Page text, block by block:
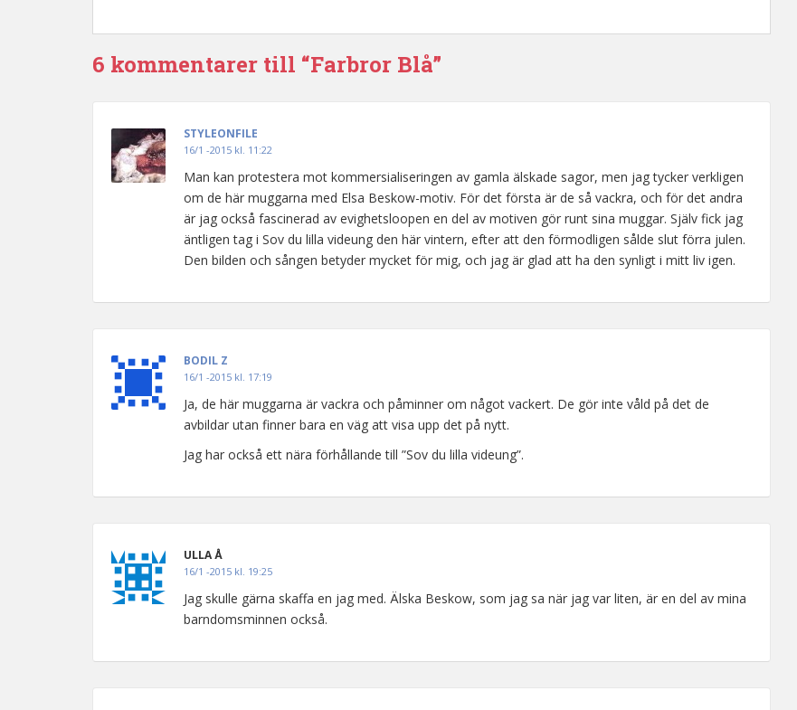
6 kommentarer till “Farbror Blå”
STYLEONFILE
16/1 -2015 kl. 11:22
Man kan protestera mot kommersialiseringen av gamla älskade sagor, men jag tycker verkligen
om de här muggarna med Elsa Beskow-motiv. För det första är de så vackra, och för det andra
är jag också fascinerad av evighetsloopen en del av motiven gör runt sina muggar. Själv fick jag
äntligen tag i Sov du lilla videung den här vintern, efter att den förmodligen sålde slut förra julen.
Den bilden och sången betyder mycket för mig, och jag är glad att ha den synligt i mitt liv igen.
BODIL Z
16/1 -2015 kl. 17:19
Ja, de här muggarna är vackra och påminner om något vackert. De gör inte våld på det de
avbildar utan finner bara en väg att visa upp det på nytt.
Jag har också ett nära förhållande till ”Sov du lilla videung”.
ULLA Å
16/1 -2015 kl. 19:25
Jag skulle gärna skaffa en jag med. Älska Beskow, som jag sa när jag var liten, är en del av mina
barndomsminnen också.